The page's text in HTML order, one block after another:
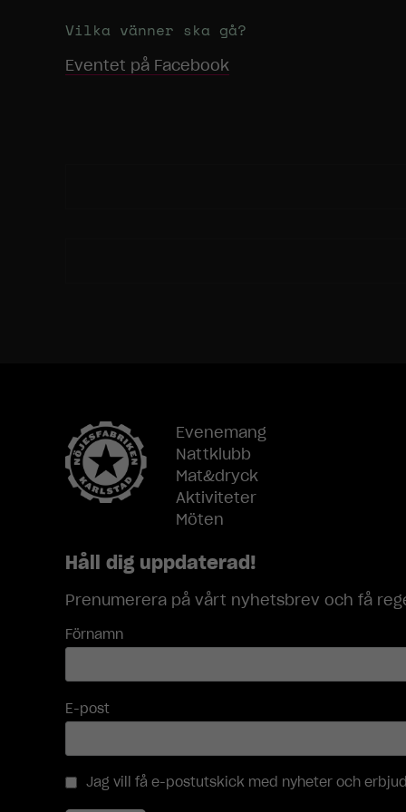
Vilka vänner ska gå?
Eventet på Facebook
Evenemang
Nattklubb
Mat&dryck
Aktiviteter
Möten
Håll dig uppdaterad!
Prenumerera på vårt nyhetsbrev och få
Förnamn
E-post
Jag vill få e-postutskick med nyheter och